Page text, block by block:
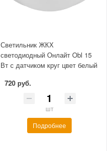
Светильник ЖКХ
светодиодный Онлайт Obl 15
Вт с датчиком круг цвет белый
720 руб.
шт
Подробнее